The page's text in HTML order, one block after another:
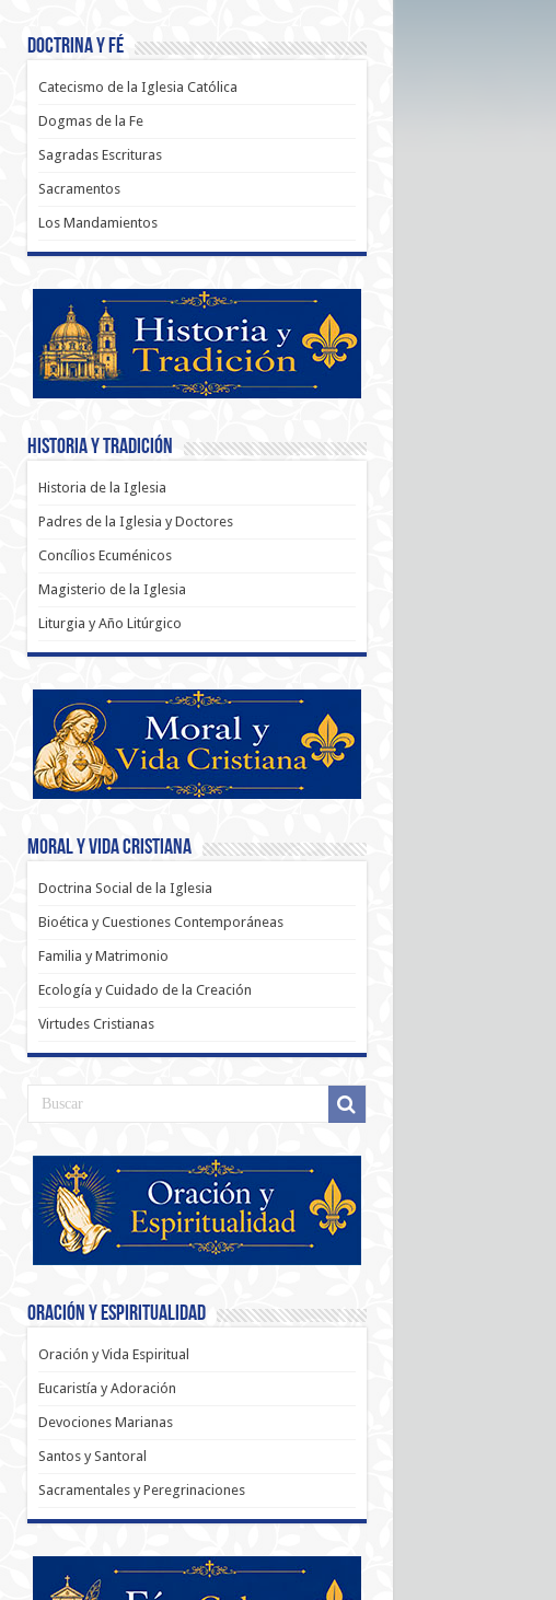
Doctrina y Fé
Catecismo de la Iglesia Católica
Dogmas de la Fe
Sagradas Escrituras
Sacramentos
Los Mandamientos
Historia y Tradición
Historia de la Iglesia
Padres de la Iglesia y Doctores
Concílios Ecuménicos
Magisterio de la Iglesia
Liturgia y Año Litúrgico
Moral y Vida Cristiana
Doctrina Social de la Iglesia
Bioética y Cuestiones Contemporáneas
Familia y Matrimonio
Ecología y Cuidado de la Creación
Virtudes Cristianas
Oración y Espiritualidad
Oración y Vida Espiritual
Eucaristía y Adoración
Devociones Marianas
Santos y Santoral
Sacramentales y Peregrinaciones